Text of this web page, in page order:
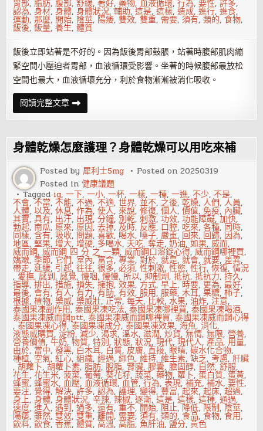
胃部,脂肪,腹部,舒緩,著好,藥物,血液循環,行為,要性,許多,
認為,身材,身體,身體狀況,輔助,這是,這樣,造成,進行,進食,
運動,那麼, 開始, 陰莖, 陽痿,雙效,雙重,需要,須有,類的,食物,
飯後,飯量,養生,體質
飯後立即站著是不好的。因為飯後胃部鼓脹，站著時腹部肌肉繃
緊空間小壓迫者胃部，血液循環受影響。坐著的時候腹部最放松
空間也最大，血液循壞充分，利於食物漸漸被消化吸收。
閱讀完整文章吃
完
飯
坐
著
好
嗎？
身體乾燥怎麼護理？身體乾燥可以用吃來補
Posted by犀利士5mg Posted on20250319
Posted in健康議題
Tagged ig,一下,一小,一杯,一樣,一種,一進,不少,不是,
不會,不當,不能,不過,不適,世界,並不, 之後,乾燥,人們,人員,
人體,以及,休息,作為,使人,來說,修復,個人,價值,免疫, 內臟,
其實,具有, 出汗, 出現,分鐘, 別乾,刺激,功效,功能障礙,加快,
勃起,南瓜,原來,原因,去掉,及時, 反應, 口腔, 吃來,各種, 同時,
同樣,含有, 吸收, 問題,喜歡, 喝水, 嗓子,嚴重, 回來, 回歸, 因為,
地區,堅果,增大,增硬, 多喝水, 天吃,奪走,奶油,如果,威而,
威而鋼,威而鋼 四 分 之 一顆,威而鋼口溶錠心得,威而鋼哪裡買,
嬌嫩,季節, 它們,室內, 富含,專業,對於,就是,就會,就要,差異,
帶走,延緩, 引起,往往,很多,必須,性刺激,性慾,性行,恢復,情況
, 愛撫,感到,感覺,慢咽,慢慢,所以,抑制劑,抵抗,抵抗力,持久,
指導,排出,措施,損失,擁抱,效果, 方式,早上, 時要, 更為,最好,
最後, 會有,有人,有力,有助,有效,服用,服藥,木耳,果糖,柿子,
根據,植物,樂威,樂威壯,正常,每天, 比較,水果,油炸, 注意,
泰國果凍副作用,泰國果凍吃法,泰國果凍哪裡買,泰國果凍喝酒,
泰國果凍威而鋼ptt,泰國果凍威而鋼哪裡買,泰國果凍威而鋼心得
,泰國果凍心得,泰國果凍成分,泰國果凍效果,海魚,消化,
液態威購買, 淀粉,減少,渴求,溫水,滋潤,炒貨,無情,無限,營養,
營養價值,牛奶,物質,特別,狀態,狀況,現代,現代人,產品, 用量,
由於, 當中,發黑, 白木耳, 白質,皮膚,直接, 眼睛,碳水化合物,
種植, 空氣,紅心,組織,經過,綠色,維持,維生素,缺乏,考慮,肝臟
,胡蘿卜,胡蘿卜素,脂肪,脫脂, 腎臟,膠囊,膽固醇, 自然,舒服,
花生,花生米,菠菜,葡萄,葵花籽,蔬菜,藥物,蘿卜,蛋白質,蛋黃,
蜂蜜,蜂蜜水,血壓,血液循環,血管,行為,表現,補充,補水,要性,
要注, 覺得,解決,許多,認為,護理,變得, 豐富,起來,起床,超過,
身上,身體,身體狀況,辛辣,辣椒,逐漸,這是,這樣,這種,通過,
速度,進入,遇到,過多,還有,重不, 開始, 阻止, 降低, 限制, 陰莖,
陽痿,雖然,雙效,雙重,離開, 需要,須有,類的,食品,食物,食用,
飲料,飲食,香蕉,體質,高溫,高脂, 魚肝油, 鹽分,黃色